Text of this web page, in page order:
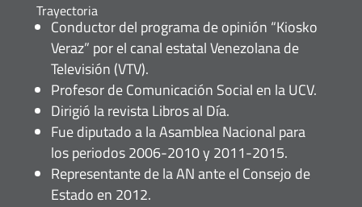
Trayectoria
Conductor del programa de opinión “Kiosko
Veraz” por el canal estatal Venezolana de
Televisión (VTV).
Profesor de Comunicación Social en la UCV.
Dirigió la revista Libros al Día.
Fue diputado a la Asamblea Nacional para
los periodos 2006-2010 y 2011-2015.
Representante de la AN ante el Consejo de
Estado en 2012.